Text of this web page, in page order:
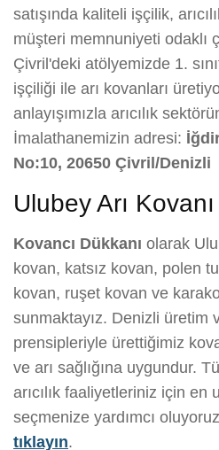
satışında kaliteli işçilik,
müşteri memnuniyeti odaklı
Çivril'deki atölyemizde 1.
işçiliği ile arı kovanları
anlayışımızla arıcılık
İmalathanemizin adresi:
No:10, 20650 Çivril/Denizli
Ulubey Arı
Kovancı Dükkanı olarak
kovan, katsız kovan, polen
kovan, ruşet kovan ve
sunmaktayız. Denizli üretim
prensipleriyle ürettiğimiz
ve arı sağlığına uygundur.
arıcılık faaliyetleriniz için en
seçmenize yardımcı
tıklayın.